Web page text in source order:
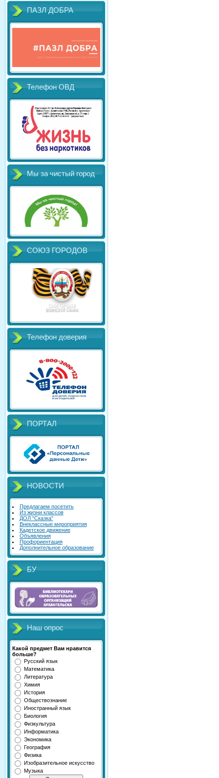
ПАЗЛ ДОБРА
Телефон ОВД
Мы за чистый город
СОЮЗ ГОРОДОВ
Телефон доверия
ПОРТАЛ
НОВОСТИ
Предлагаем посетить
Из жизни классов
ДОЛ "Сказка"
Внеклассные мероприятия
Кадетское движение
Объявления
Профориентация
Дополнительное образование
БУ
Наш опрос
Какой предмет Вам нравится
больше?
Русский язык
Математика
Литература
Химия
История
Обществознание
Иностранный язык
Биология
Физкультура
Информатика
Экономика
География
Физика
Изобразительное искусство
Музыка